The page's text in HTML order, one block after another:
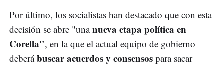
Por último, los socialistas han destacado que con esta
decisión se abre "unanueva etapa política en
Corella", en la que el actual equipo de gobierno
deberábuscar acuerdos y consensos para sacar